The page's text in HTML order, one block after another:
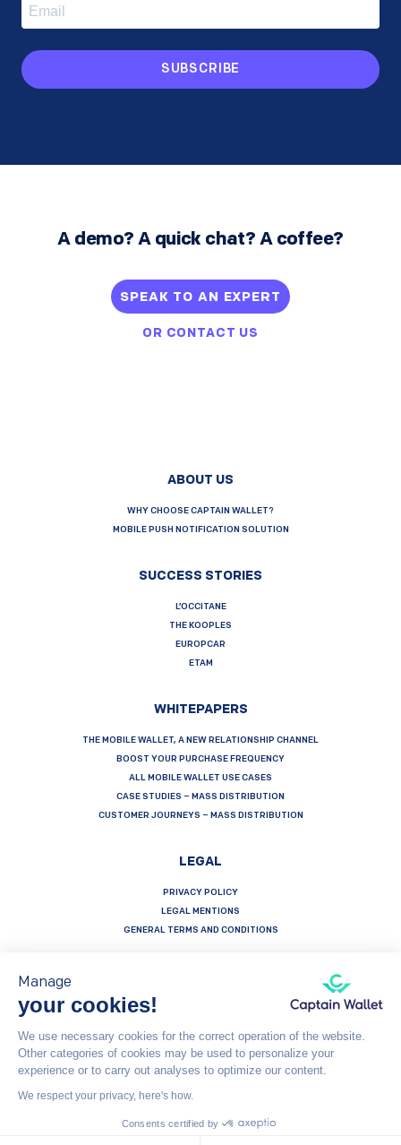
SUBSCRIBE
A demo? A quick chat? A coffee?
SPEAK TO AN EXPERT
OR CONTACT US
ABOUT US
WHY CHOOSE CAPTAIN WALLET?
MOBILE PUSH NOTIFICATION SOLUTION
SUCCESS STORIES
L’OCCITANE
THE KOOPLES
EUROPCAR
ETAM
WHITEPAPERS
THE MOBILE WALLET, A NEW RELATIONSHIP CHANNEL
BOOST YOUR PURCHASE FREQUENCY
ALL MOBILE WALLET USE CASES
CASE STUDIES – MASS DISTRIBUTION
CUSTOMER JOURNEYS – MASS DISTRIBUTION
LEGAL
PRIVACY POLICY
LEGAL MENTIONS
GENERAL TERMS AND CONDITIONS
Français Español English
© Captain Wallet 2023General Terms and Conditions
Manage
your cookies!
We use necessary cookies for the correct operation of the website.
Other categories of cookies may be used to personalize your
experience or to carry out analyses to optimize our content.
We respect your privacy, here's how.
Consents certified by